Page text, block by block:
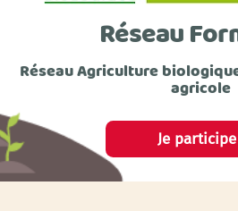
Réseau
Réseau Agriculture
agricole
Je participe